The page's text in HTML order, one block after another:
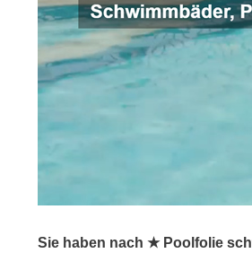
Sie haben nach ★ Poolfolie